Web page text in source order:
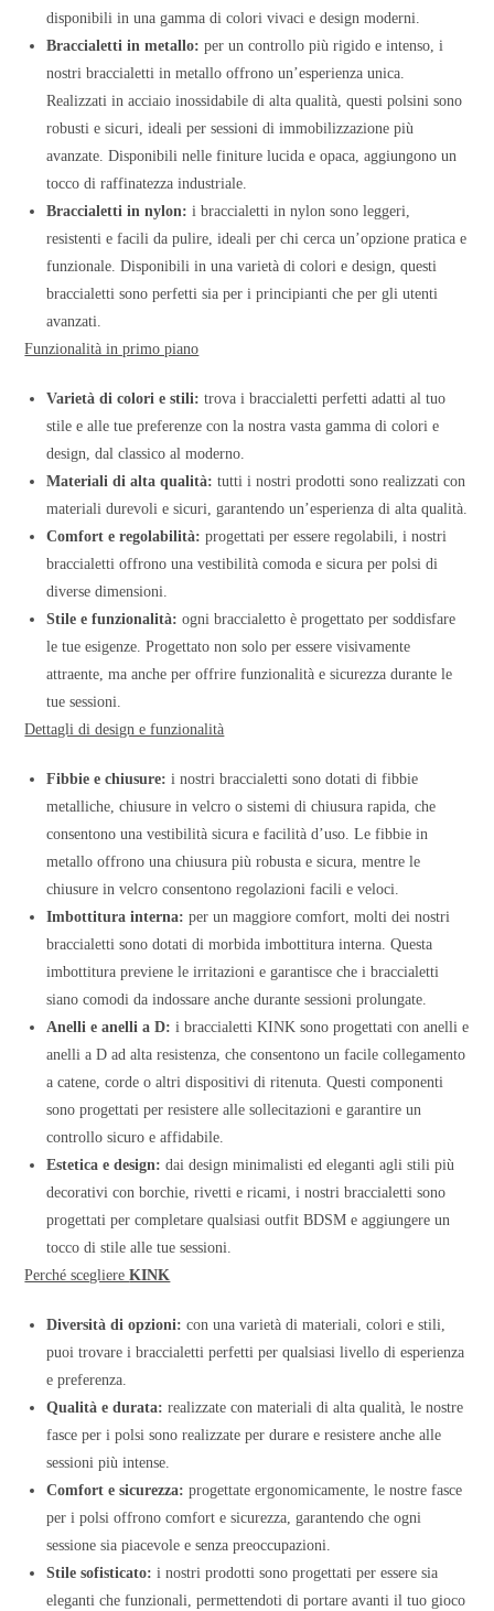
disponibili in una gamma di colori vivaci e design moderni.
Braccialetti in metallo: per un controllo più rigido e intenso, i
nostri braccialetti in metallo offrono un’esperienza unica.
Realizzati in acciaio inossidabile di alta qualità, questi polsini sono
robusti e sicuri, ideali per sessioni di immobilizzazione più
avanzate. Disponibili nelle finiture lucida e opaca, aggiungono un
tocco di raffinatezza industriale.
Braccialetti in nylon: i braccialetti in nylon sono leggeri,
resistenti e facili da pulire, ideali per chi cerca un’opzione pratica e
funzionale. Disponibili in una varietà di colori e design, questi
braccialetti sono perfetti sia per i principianti che per gli utenti
avanzati.
Funzionalità in primo piano
Varietà di colori e stili: trova i braccialetti perfetti adatti al tuo
stile e alle tue preferenze con la nostra vasta gamma di colori e
design, dal classico al moderno.
Materiali di alta qualità: tutti i nostri prodotti sono realizzati con
materiali durevoli e sicuri, garantendo un’esperienza di alta qualità.
Comfort e regolabilità: progettati per essere regolabili, i nostri
braccialetti offrono una vestibilità comoda e sicura per polsi di
diverse dimensioni.
Stile e funzionalità: ogni braccialetto è progettato per soddisfare
le tue esigenze. Progettato non solo per essere visivamente
attraente, ma anche per offrire funzionalità e sicurezza durante le
tue sessioni.
Dettagli di design e funzionalità
Fibbie e chiusure: i nostri braccialetti sono dotati di fibbie
metalliche, chiusure in velcro o sistemi di chiusura rapida, che
consentono una vestibilità sicura e facilità d’uso. Le fibbie in
metallo offrono una chiusura più robusta e sicura, mentre le
chiusure in velcro consentono regolazioni facili e veloci.
Imbottitura interna: per un maggiore comfort, molti dei nostri
braccialetti sono dotati di morbida imbottitura interna. Questa
imbottitura previene le irritazioni e garantisce che i braccialetti
siano comodi da indossare anche durante sessioni prolungate.
Anelli e anelli a D: i braccialetti KINK sono progettati con anelli e
anelli a D ad alta resistenza, che consentono un facile collegamento
a catene, corde o altri dispositivi di ritenuta. Questi componenti
sono progettati per resistere alle sollecitazioni e garantire un
controllo sicuro e affidabile.
Estetica e design: dai design minimalisti ed eleganti agli stili più
decorativi con borchie, rivetti e ricami, i nostri braccialetti sono
progettati per completare qualsiasi outfit BDSM e aggiungere un
tocco di stile alle tue sessioni.
Perché scegliereKINK
Diversità di opzioni: con una varietà di materiali, colori e stili,
puoi trovare i braccialetti perfetti per qualsiasi livello di esperienza
e preferenza.
Qualità e durata: realizzate con materiali di alta qualità, le nostre
fasce per i polsi sono realizzate per durare e resistere anche alle
sessioni più intense.
Comfort e sicurezza: progettate ergonomicamente, le nostre fasce
per i polsi offrono comfort e sicurezza, garantendo che ogni
sessione sia piacevole e senza preoccupazioni.
Stile sofisticato: i nostri prodotti sono progettati per essere sia
eleganti che funzionali, permettendoti di portare avanti il tuo gioco